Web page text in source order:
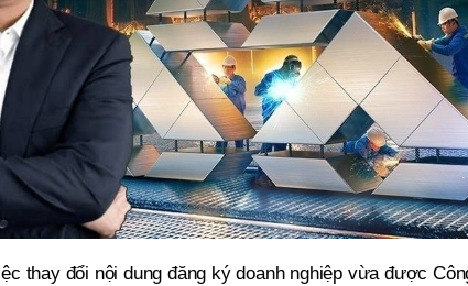
thay đổi nội dung đăng ký doanh nghiệp vừa được